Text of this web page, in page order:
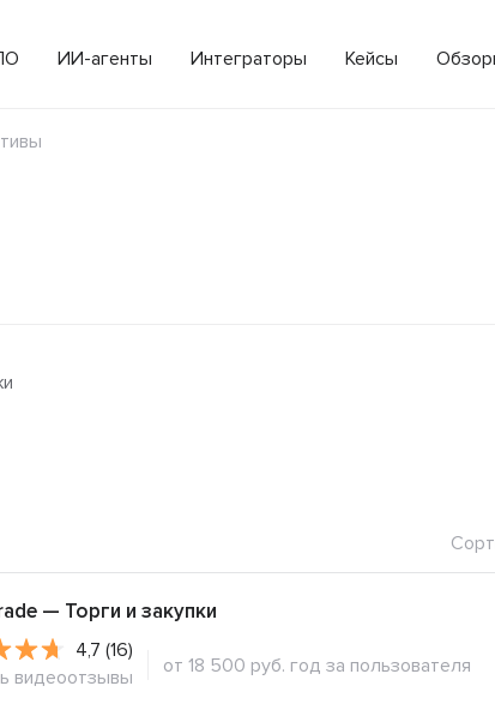
ИИ-агенты Интеграторы Кейсы
— Торги и закупки
4,7 (16)
видеоотзывы
от 18 500 руб. год за пользователя